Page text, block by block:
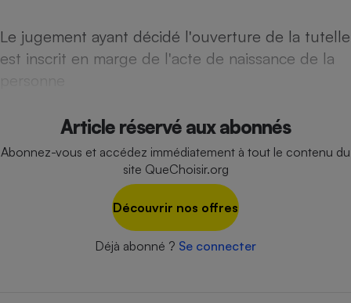
Le jugement ayant décidé l'ouverture de la tutelle
est inscrit en marge de l'acte de naissance de la
Article réservé aux abonnés
Abonnez-vous et accédez immédiatement à tout le contenu du
site QueChoisir.org
Découvrir nos offres
Déjà abonné ? Se connecter
Ventilateur
Antivirus
Climatiseur -
Ventilateur